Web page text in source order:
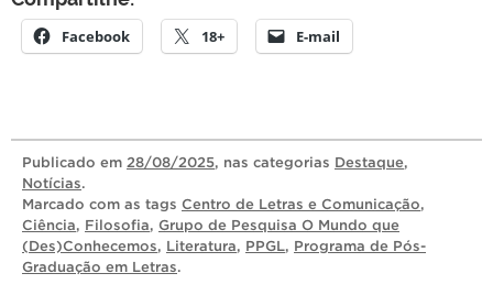
Facebook 18+ E-mail
Publicado em 28/08/2025, nas categorias Destaque,
Notícias.
Marcado com as tags Centro de Letras e Comunicação,
Ciência, Filosofia, Grupo de Pesquisa O Mundo que
(Des)Conhecemos, Literatura, PPGL, Programa de Pós-
Graduação em Letras.